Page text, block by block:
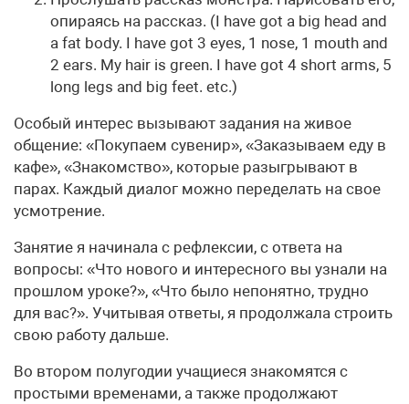
опираясь на рассказ. (I have got a big head and
a fat body. I have got 3 eyes, 1 nose, 1 mouth and
2 ears. My hair is green. I have got 4 short arms, 5
long legs and big feet. etc.)
Особый интерес вызывают задания на живое
общение: «Покупаем сувенир», «Заказываем еду в
кафе», «Знакомство», которые разыгрывают в
парах. Каждый диалог можно переделать на свое
усмотрение.
Занятие я начинала с рефлексии, с ответа на
вопросы: «Что нового и интересного вы узнали на
прошлом уроке?», «Что было непонятно, трудно
для вас?». Учитывая ответы, я продолжала строить
свою работу дальше.
Во втором полугодии учащиеся знакомятся с
простыми временами, а также продолжают